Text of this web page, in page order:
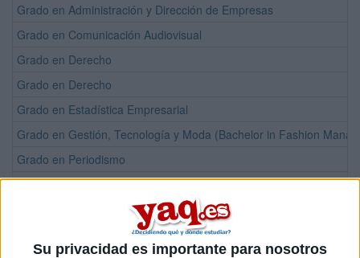
Su privacidad es importante para nosotros
Grado en Administración y Dirección de Empresas
Grado en Comunicación Audiovisual
Grado en Derecho
Grado en Derecho
Grado en Estadística Empresarial
Grado en Gestión, Tecnología y Moda (Bachelor in Fashion
Grado en Periodismo
Grado en Relaciones Laborales y Recursos Humanos
Grado en Seguridad Pública y Privada
Doble Grado en Ciencias Políticas y Gestión Pública + Derecho